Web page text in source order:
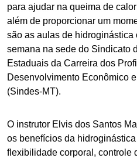
para ajudar na queima de
além de proporcionar um
são as aulas de hidroginástica
semana na sede do Sindicato
Estaduais da Carreira dos
Desenvolvimento Econômico
(Sindes-MT).
O instrutor Elvis dos Santos
os benefícios da
flexibilidade corporal, controle